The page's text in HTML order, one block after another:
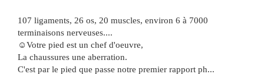
107 ligaments, 26 os, 20 muscles, environ 6 à 7000
terminaisons nerveuses....
☺️Votre pied est un chef d'oeuvre,
La chaussures une aberration.
C'est par le pied que passe notre premier rapport ph...